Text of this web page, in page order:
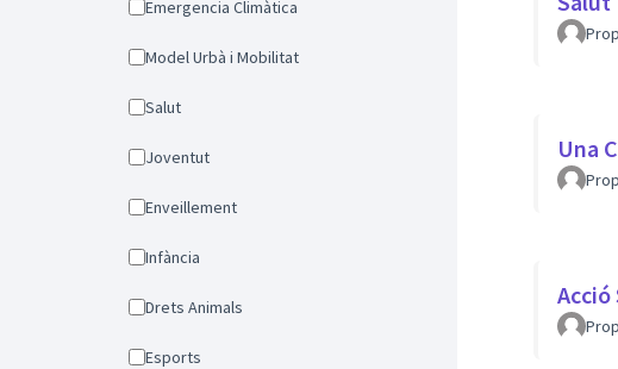
Emergencia Climàtica
Model Urbà i Mobilitat
Salut
Joventut
Enveillement
Infància
Drets Animals
Esports
Una